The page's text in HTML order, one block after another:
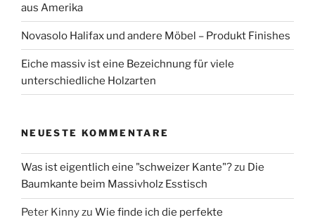
aus Amerika
Novasolo Halifax und andere Möbel – Produkt Finishes
Eiche massiv ist eine Bezeichnung für viele
unterschiedliche Holzarten
NEUESTE KOMMENTARE
Was ist eigentlich eine "schweizer Kante"?zu Die
Baumkante beim Massivholz Esstisch
Peter Kinnyzu Wie finde ich die perfekte